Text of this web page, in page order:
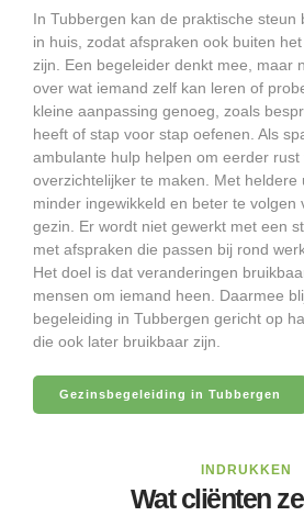
In Tubbergen kan de praktische steun
in huis, zodat afspraken ook buiten
zijn. Een begeleider denkt mee, maar
over wat iemand zelf kan leren of
kleine aanpassing genoeg, zoals
heeft of stap voor stap oefenen. Als
ambulante hulp helpen om eerder
overzichtelijker te maken. Met heldere
minder ingewikkeld en beter te volgen
gezin. Er wordt niet gewerkt met een
met afspraken die passen bij rond
Het doel is dat veranderingen
mensen om iemand heen. Daarmee
begeleiding in Tubbergen gericht op
die ook later bruikbaar zijn.
Gezinsbegeleiding in Tubbergen
INDRUKKEN
Wat cliënten